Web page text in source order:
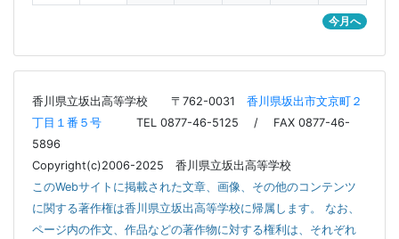
今月へ
香川県立坂出高等学校 〒762-0031 香川県坂出市文京町２
丁目１番５号 TEL 0877-46-5125 / FAX 0877-46-
5896
Copyright(c)2006-2025 香川県立坂出高等学校
このWebサイトに掲載された文章、画像、その他のコンテンツ
に関する著作権は香川県立坂出高等学校に帰属します。 なお、
ページ内の作文、作品などの著作物に対する権利は、それぞれ